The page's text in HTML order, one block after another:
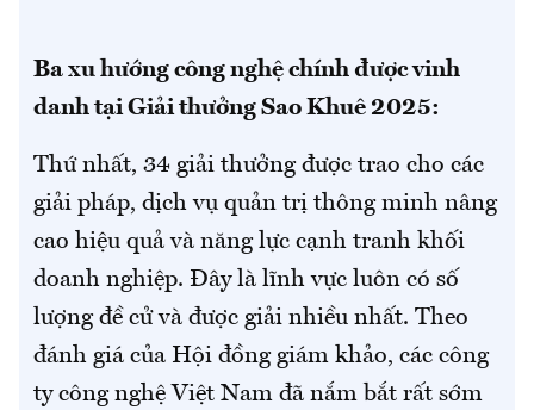
Ba xu hướng công nghệ chính được vinh
danh tại Giải thưởng Sao Khuê 2025:
Thứ nhất, 34 giải thưởng được trao cho các
giải pháp, dịch vụ quản trị thông minh nâng
cao hiệu quả và năng lực cạnh tranh khối
doanh nghiệp. Đây là lĩnh vực luôn có số
lượng đề cử và được giải nhiều nhất. Theo
đánh giá của Hội đồng giám khảo, các công
ty công nghệ Việt Nam đã nắm bắt rất sớm